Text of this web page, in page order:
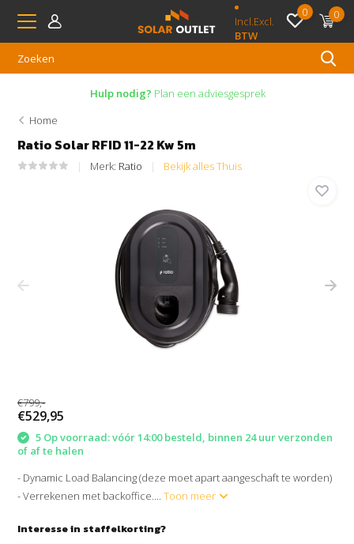
Incl.Excl.
BTW
0 0
Hulp nodig? Plan een adviesgesprek
Home
Ratio Solar RFID 11-22 Kw 5m
Merk: Ratio Bekijk alles Thuis
€799,-
€529,95
5 Op voorraad: vóór 14:00 besteld, binnen 24 uur verzonden
of af te halen
- Dynamic Load Balancing (deze moet apart aangeschaft te worden)
- Verrekenen met backoffice....Toon meer
Interesse in staffelkorting?